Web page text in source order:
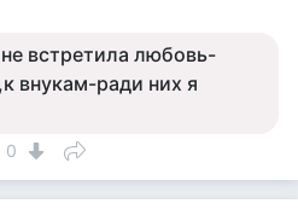
встретила любовь-
внукам-ради них я
0